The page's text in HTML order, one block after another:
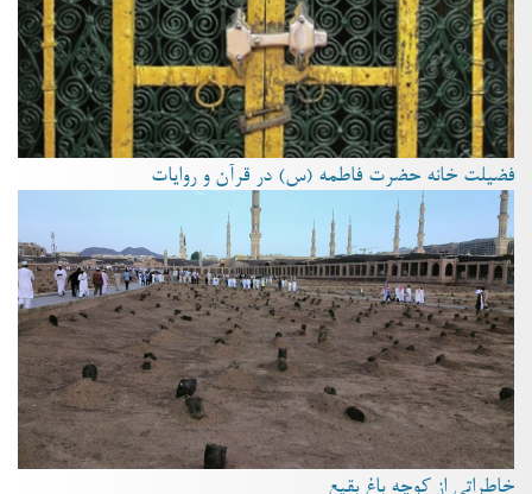
فضیلت خانه حضرت فاطمه (س) در قرآن و روایات
خاطراتی از کوچه باغ بقیع